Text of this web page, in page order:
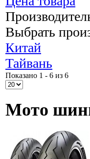
Выбрать
Китай
Тайвань
Показано 1 - 6 из 6
Мото